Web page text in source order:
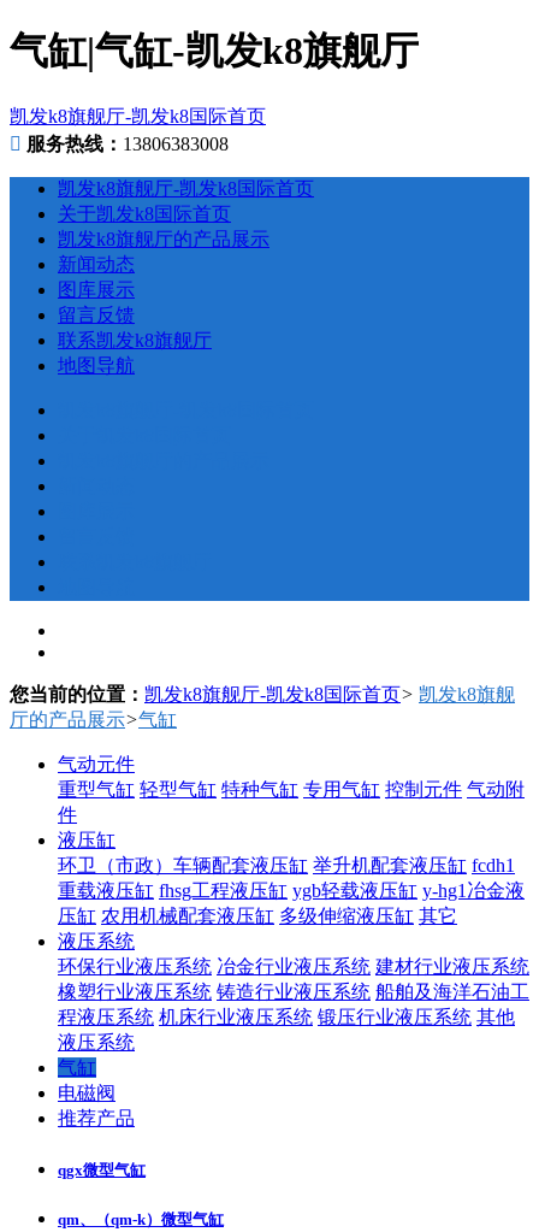
气缸|气缸-凯发k8旗舰厅
凯发k8旗舰厅-凯发k8国际首页
服务热线： 13806383008
凯发k8旗舰厅-凯发k8国际首页
关于凯发k8国际首页
凯发k8旗舰厅的产品展示
新闻动态
图库展示
留言反馈
联系凯发k8旗舰厅
地图导航
您当前的位置： 凯发k8旗舰厅-凯发k8国际首页> 凯发k8旗舰
厅的产品展示>气缸
气动元件
重型气缸 轻型气缸 特种气缸 专用气缸 控制元件 气动附
件
液压缸
环卫（市政）车辆配套液压缸 举升机配套液压缸 fcdh1
重载液压缸 fhsg工程液压缸 ygb轻载液压缸 y-hg1冶金液
压缸 农用机械配套液压缸 多级伸缩液压缸 其它
液压系统
环保行业液压系统 冶金行业液压系统 建材行业液压系统
橡塑行业液压系统 铸造行业液压系统 船舶及海洋石油工
程液压系统 机床行业液压系统 锻压行业液压系统 其他
液压系统
气缸
电磁阀
推荐产品
qgx微型气缸
qm、（qm-k）微型气缸